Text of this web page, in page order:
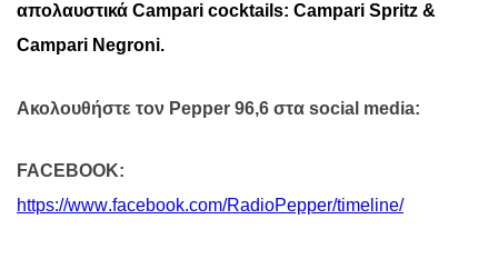
απολαυστικά Campari cocktails: Campari Spritz &
Campari Negroni.
Ακολουθήστε τον Pepper 96,6 στα social media:
FACEBOOK:
https://www.facebook.com/RadioPepper/timeline/